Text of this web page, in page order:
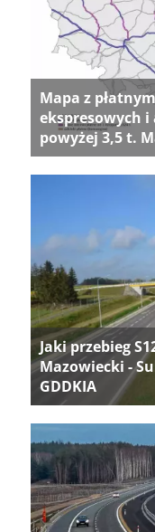
Mapa z
ekspresowych
powyżej 3,5 t.
Jaki przebieg
Mazowiecki -
GDDKIA